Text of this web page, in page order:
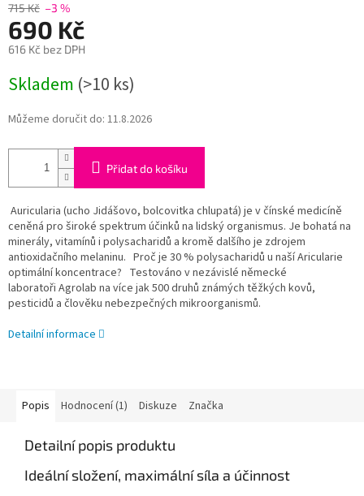
715 Kč –3 %
690 Kč
616 Kč bez DPH
cena:
Skladem (>10 ks)
Můžeme doručit do: 11.8.2026
Přidat do košíku
Auricularia (ucho Jidášovo, bolcovitka chlupatá) je v čínské medicíně
ceněná pro široké spektrum účinků na lidský organismus. Je bohatá na
minerály, vitamínů i polysacharidů a kromě dalšího je zdrojem
antioxidačního melaninu. Proč je 30 % polysacharidů u naší Aricularie
optimální koncentrace? Testováno v nezávislé německé
laboratoři Agrolab na více jak 500 druhů známých těžkých kovů,
pesticidů a člověku nebezpečných mikroorganismů.
Detailní informace
Popis Hodnocení (1) Diskuze Značka
Detailní popis produktu
Ideální složení, maximální síla a účinnost